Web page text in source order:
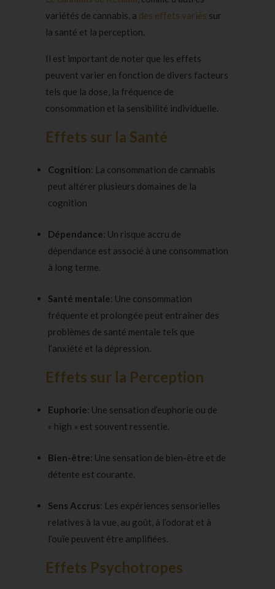
variétés de cannabis, a des effets variés sur
la santé et la perception.
Il est important de noter que les effets
peuvent varier en fonction de divers facteurs
tels que la dose, la fréquence de
consommation et la sensibilité individuelle.
Effets sur la Santé
Cognition: La consommation de cannabis
peut altérer plusieurs domaines de la
cognition
Dépendance: Un risque accru de
dépendance est associé à une consommation
à long terme.
Santé mentale: Une consommation
fréquente et prolongée peut entraîner des
problèmes de santé mentale tels que
l’anxiété et la dépression.
Effets sur la Perception
Euphorie: Une sensation d’euphorie ou de
« high » est souvent ressentie.
Bien-être: Une sensation de bien-être et de
détente est courante.
Sens Accrus: Les expériences sensorielles
relatives à la vue, au goût, à l’odorat et à
l’ouïe peuvent être amplifiées.
Effets Psychotropes